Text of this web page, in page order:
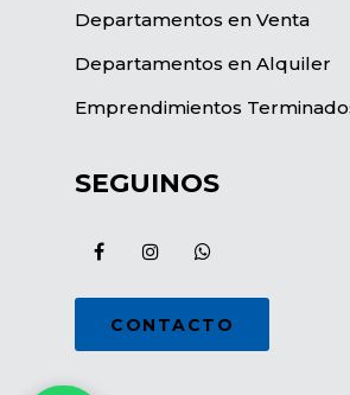
Departamentos en Venta
Departamentos en Alquiler
Emprendimientos
SEGUINOS
CONTACTO